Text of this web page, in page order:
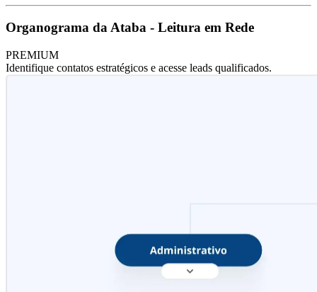
Organograma da Ataba - Leitura em Rede
PREMIUM
Identifique contatos estratégicos e acesse leads qualificados.